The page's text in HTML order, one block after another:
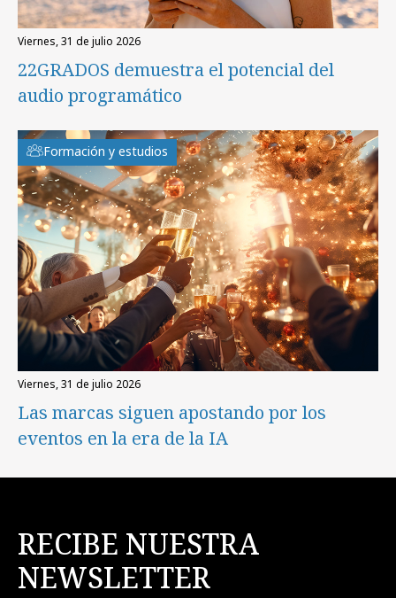
viernes, 31 de julio 2026
22GRADOS demuestra el potencial del
audio programático
Formación y estudios
viernes, 31 de julio 2026
Las marcas siguen apostando por los
eventos en la era de la IA
RECIBE NUESTRA
NEWSLETTER